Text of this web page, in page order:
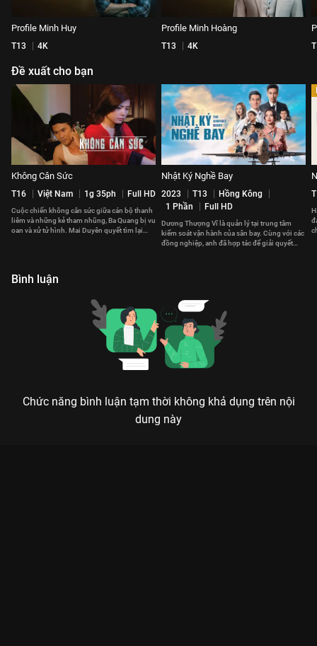
Profile Minh Huy
T13 4K
Profile Minh Hoàng
T13 4K
Đề xuất cho bạn
Không Cân Sức
T16 Việt Nam 1g 35ph Full HD
Cuộc chiến không cân sức giữa cán bộ thanh
liêm và những kẻ tham nhũng, Ba Quang bị vu
oan và xử tử hình. Mai Duyên quyết tìm lại
Nhật Ký Nghề Bay
2023 T13
Hồng Kông
1 Phần
Full HD
Dương Thượng Vĩ là quản lý tại trung tâm
kiểm soát vận hành của sân bay. Cùng với các
đồng nghiệp, anh đã hợp tác để giải quyết
Bình luận
Chức năng bình luận tạm thời không khả dụng trên nội
dung này